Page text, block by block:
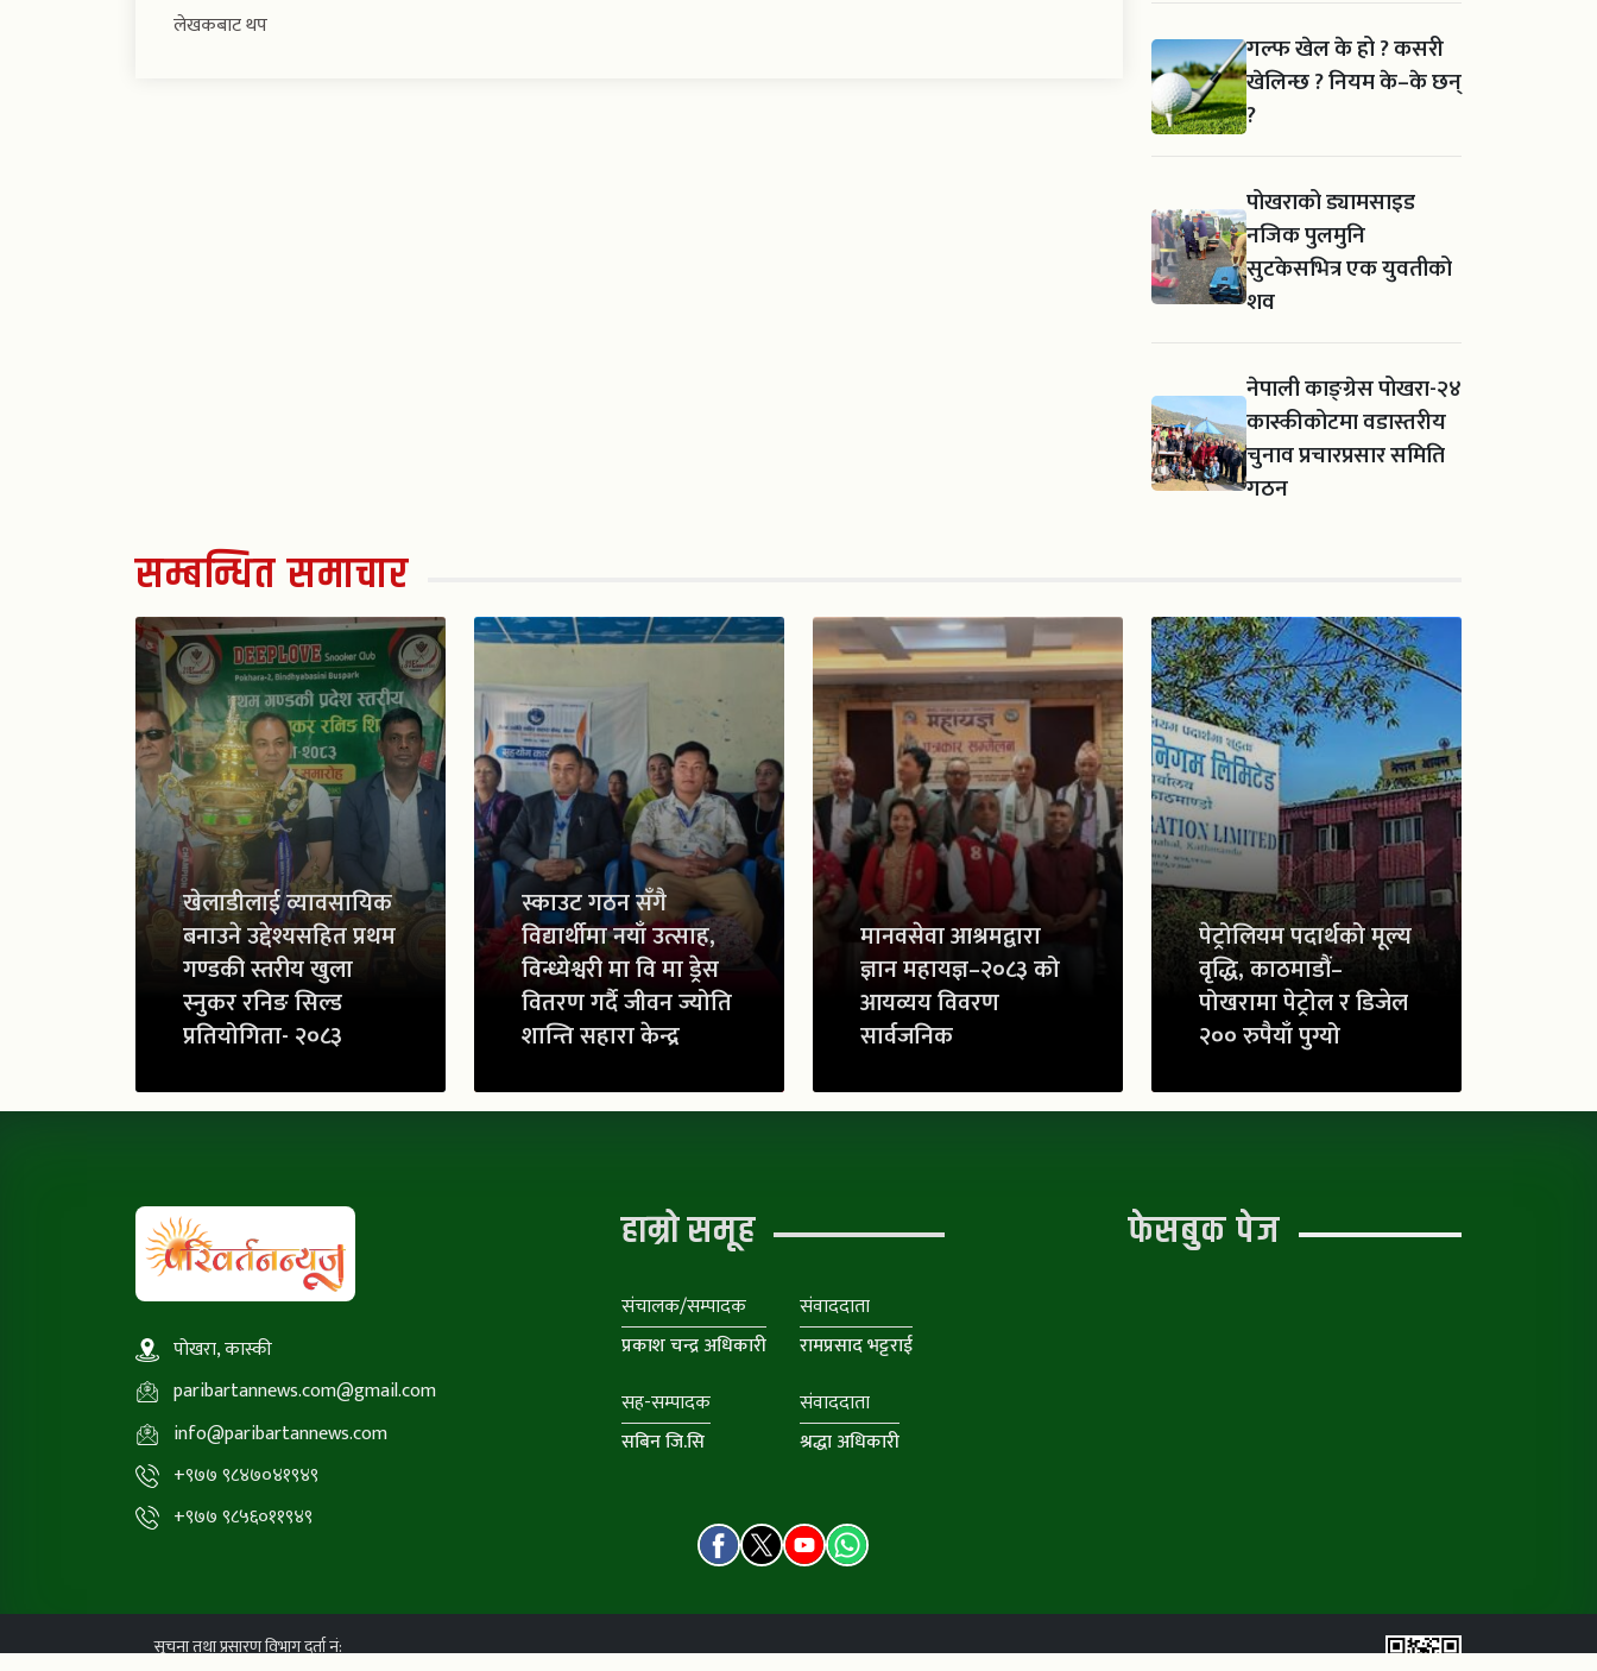
लेखकबाट थप
गल्फ खेल के हो ? कसरी
खेलिन्छ ? नियम के–के छन्
?
पोखराको ड्यामसाइड
नजिक पुलमुनि
सुटकेसभित्र एक युवतीको
शव
नेपाली काङ्ग्रेस पोखरा-२४
कास्कीकोटमा वडास्तरीय
चुनाव प्रचारप्रसार समिति
गठन
सम्बन्धित समाचार
खेलाडीलाई व्यावसायिक
बनाउने उद्देश्यसहित प्रथम
गण्डकी स्तरीय खुला
स्नुकर रनिङ सिल्ड
प्रतियोगिता- २०८३
स्काउट गठन सँगै
विद्यार्थीमा नयाँ उत्साह,
विन्ध्येश्वरी मा वि मा ड्रेस
वितरण गर्दै जीवन ज्योति
शान्ति सहारा केन्द्र
मानवसेवा आश्रमद्वारा
ज्ञान महायज्ञ–२०८३ को
आयव्यय विवरण
सार्वजनिक
पेट्रोलियम पदार्थको मूल्य
वृद्धि, काठमाडौं–
पोखरामा पेट्रोल र डिजेल
२०० रुपैयाँ पुग्यो
पोखरा, कास्की
paribartannews.com@gmail.com
info@paribartannews.com
+९७७ ९८४७०४१९४९
+९७७ ९८५६०११९४९
हाम्रो समूह
संचालक/सम्पादक
प्रकाश चन्द्र अधिकारी
संवाददाता
रामप्रसाद भट्टराई
सह-सम्पादक
सबिन जि.सि
संवाददाता
श्रद्धा अधिकारी
फेसबुक पेज
सूचना तथा प्रसारण विभाग दर्ता नं: